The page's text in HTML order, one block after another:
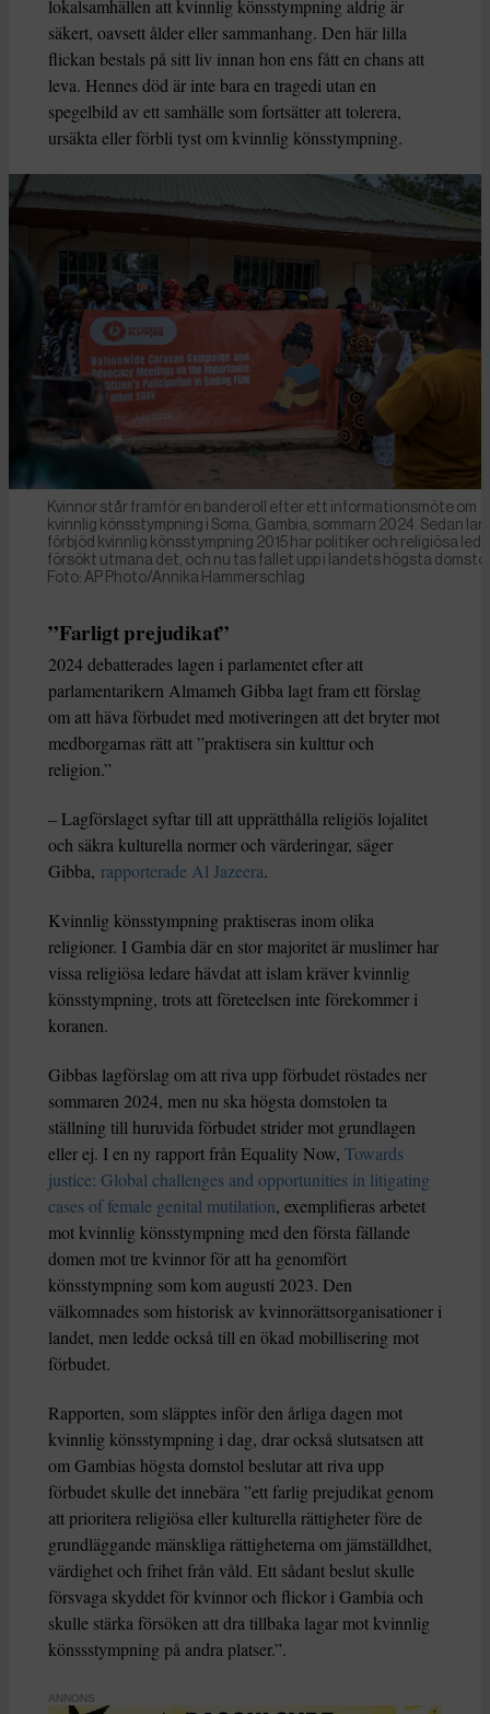
lokalsamhällen att kvinnlig könsstympning aldrig är
säkert, oavsett ålder eller sammanhang. Den här lilla
flickan bestals på sitt liv innan hon ens fått en chans att
leva. Hennes död är inte bara en tragedi utan en
spegelbild av ett samhälle som fortsätter att tolerera,
ursäkta eller förbli tyst om kvinnlig könsstympning.
Kvinnor står framför en banderoll efter ett informationsmöte om
kvinnlig könsstympning i Soma, Gambia, sommarn 2024. Sedan
förbjöd kvinnlig könsstympning 2015 har politiker och religiösa
försökt utmana det, och nu tas fallet upp i landets högsta
Foto: AP Photo/Annika Hammerschlag
”Farligt prejudikat”
2024 debatterades lagen i parlamentet efter att
parlamentarikern Almameh Gibba lagt fram ett förslag
om att häva förbudet med motiveringen att det bryter mot
medborgarnas rätt att ”praktisera sin kulttur och
religion.”
– Lagförslaget syftar till att upprätthålla religiös lojalitet
och säkra kulturella normer och värderingar, säger
Gibba, rapporterade Al Jazeera.
Kvinnlig könsstympning praktiseras inom olika
religioner. I Gambia där en stor majoritet är muslimer har
vissa religiösa ledare hävdat att islam kräver kvinnlig
könsstympning, trots att företeelsen inte förekommer i
koranen.
Gibbas lagförslag om att riva upp förbudet röstades ner
sommaren 2024, men nu ska högsta domstolen ta
ställning till huruvida förbudet strider mot grundlagen
eller ej. I en ny rapport från Equality Now, Towards
justice: Global challenges and opportunities in litigating
cases of female genital mutilation, exemplifieras arbetet
mot kvinnlig könsstympning med den första fällande
domen mot tre kvinnor för att ha genomfört
könsstympning som kom augusti 2023. Den
välkomnades som historisk av kvinnorättsorganisationer i
landet, men ledde också till en ökad mobillisering mot
förbudet.
Rapporten, som släpptes inför den årliga dagen mot
kvinnlig könsstympning i dag, drar också slutsatsen att
om Gambias högsta domstol beslutar att riva upp
förbudet skulle det innebära ”ett farlig prejudikat genom
att prioritera religiösa eller kulturella rättigheter före de
grundläggande mänskliga rättigheterna om jämställdhet,
värdighet och frihet från våld. Ett sådant beslut skulle
försvaga skyddet för kvinnor och flickor i Gambia och
skulle stärka försöken att dra tillbaka lagar mot kvinnlig
könssstympning på andra platser.”.
ANNONS